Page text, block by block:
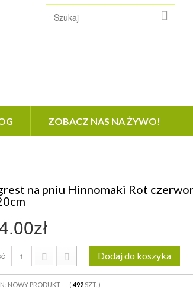
ZOBACZ NAS NA ŻYWO!
na pniu Hinnomaki Rot
Dodaj do koszyka
NOWY PRODUKT ( 492 SZT. )